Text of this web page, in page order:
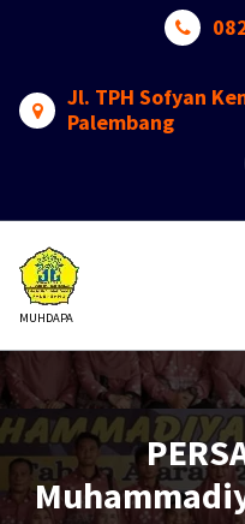
Jl. TPH Sofyan
Palembang
MUHDAPA